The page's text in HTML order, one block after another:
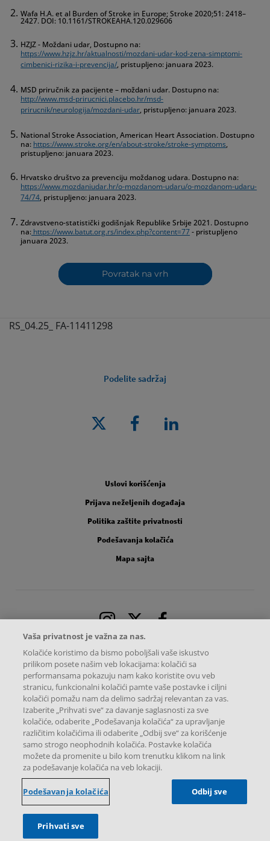
Wafa H.A. et al Burden of Stroke in Europe; Stroke 2020;51: 2418–
2427. DOI: 10.1161/STROKEAHA.120.029606
HZJZ - Moždani udar, Dostupno na:
https://www.hzjz.hr/aktualnosti/mozdani-udar-kod-zena-simptomi-
cimbenici-rizika-i-prevencija/, pristupljeno: januara 2023.
MSD priručnik za pacijente – moždani udar. Dostupno na:
http://www.msd-prirucnici.placebo.hr/msd-
prirucnik/neurologija/mozdani-udar, pristupljeno: januara 2023.
National Stroke Association, American Heart Association. Dostupno
na: https://www.stroke.org/en/about-stroke/stroke-symptoms,
pristupljeno: januara 2023.
Hrvatsko društvo za prevenciju moždanog udara. Dostupno na:
https://www.mozdaniudar.hr/o-mozdanom-udaru/o-mozdanom-udaru-
74/74, pristupljeno: januara 2023.
Zdravstveno-statistički godišnjak Republike Srbije 2021. Dostupno
na: https://www.batut.org.rs/index.php?content=77- pristupljeno
januara 2023.
Povratak na vrh
RS_04.25_ FA-11411298
Podelite sadržaj
Pravno [Footer Second]Uslovi korišćenja
Prijava neželjenih događaja
Politika zaštite privatnosti
Podešavanja kolačića
Mapa sajta
Instagram
X Facebook
Sva autorska prava zadržava Predstavništvo Novartis Pharma Services Inc.
Omladinskih brigada 90A, 11070 Beograd, Srbija
Ova internet stranica namenjena je isključivo korisnicima u Republici
Vaša privatnost je važna za nas.
Kolačiće koristimo da bismo poboljšali vaše iskustvo
prilikom posete našim veb lokacijama: kolačići sa
performansama pokazuju nam kako koristite ovu veb
stranicu, funkcionalni kolačići pamte vaše postavke i ciljni
kolačići pomažu nam da delimo sadržaj relevantan za vas.
Izaberite „Prihvati sve“ za davanje saglasnosti za sve
kolačiće, odaberite „Podešavanja kolačića“ za upravljanje
različitim kolačićima ili odaberite „Odbij sve“ za korišćenje
samo strogo neophodnih kolačića. Postavke kolačića
možete da promenite u bilo kom trenutku klikom na link
za podešavanje kolačića na veb lokaciji.
Podešavanja kolačića Odbij sve
Prihvati sve